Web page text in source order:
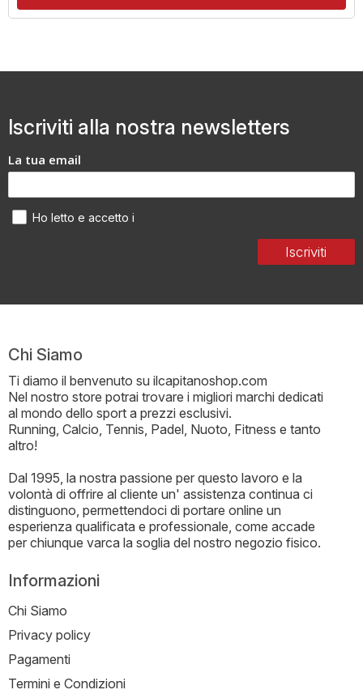
Iscriviti alla nostra newsletters
La tua email
Iscriviti
Ho letto e accetto i
Chi Siamo
Ti diamo il benvenuto su ilcapitanoshop.com
Nel nostro store potrai trovare i migliori marchi dedicati
al mondo dello sport a prezzi esclusivi.
Running, Calcio, Tennis, Padel, Nuoto, Fitness e tanto
altro!
Dal 1995, la nostra passione per questo lavoro e la
volontà di offrire al cliente un' assistenza continua ci
distinguono, permettendoci di portare online un
esperienza qualificata e professionale, come accade
per chiunque varca la soglia del nostro negozio fisico.
Informazioni
Chi Siamo
Privacy policy
Pagamenti
Termini e Condizioni